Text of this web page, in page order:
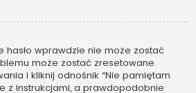
hasło wprawdzie nie może zostać
może zostać zresetowane.
i kliknij odnośnik “Nie pamiętam
z instrukcjami, a prawdopodobnie